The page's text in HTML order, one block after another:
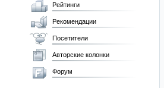
Рейтинги
Рекомендации
Посетители
Авторские колонки
Форум